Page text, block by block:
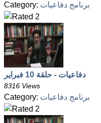
Category: برنامج دفاعيات
دفاعيات - حلقة 10 فبراير
8316 Views
Category: برنامج دفاعيات